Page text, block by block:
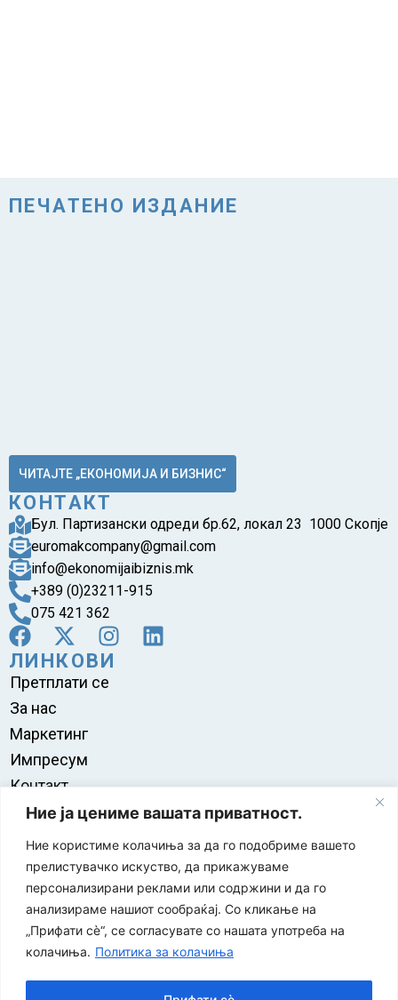
Ние ја цениме вашата приватност.
Ние користиме колачиња за да го подобриме вашето
прелистувачко искуство, да прикажуваме
персонализирани реклами или содржини и да го
анализираме нашиот сообраќај. Со кликање на
„Прифати сè“, се согласувате со нашата употреба на
колачиња. Политика за колачиња
ПЕЧАТЕНО ИЗДАНИЕ
ЧИТАЈТЕ „ЕКОНОМИЈА И БИЗНИС“
КОНТАКТ
Бул. Партизански одреди бр.62, локал 23 1000 Скопје
euromakcompany@gmail.com
info@ekonomijaibiznis.mk
+389 (0)23211-915
075 421 362
ЛИНКОВИ
Претплати се
За нас
Маркетинг
Импресум
Контакт
Правила на користење